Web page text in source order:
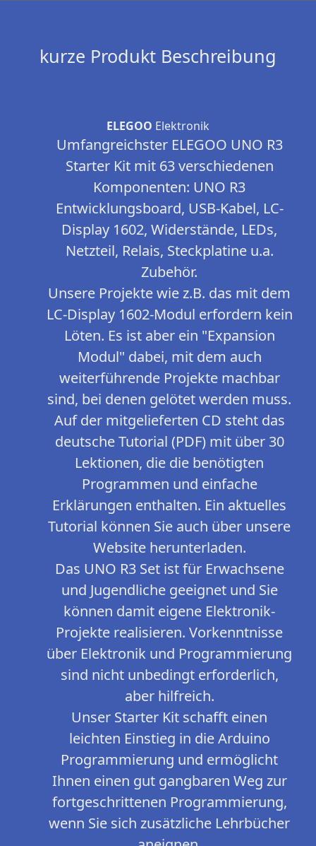
kurze Produkt Beschreibung
ELEGOO Elektronik
Umfangreichster ELEGOO UNO R3
Starter Kit mit 63 verschiedenen
Komponenten: UNO R3
Entwicklungsboard, USB-Kabel, LC-
Display 1602, Widerstände, LEDs,
Netzteil, Relais, Steckplatine u.a.
Zubehör.
Unsere Projekte wie z.B. das mit dem
LC-Display 1602-Modul erfordern kein
Löten. Es ist aber ein "Expansion
Modul" dabei, mit dem auch
weiterführende Projekte machbar
sind, bei denen gelötet werden muss.
Auf der mitgelieferten CD steht das
deutsche Tutorial (PDF) mit über 30
Lektionen, die die benötigten
Programmen und einfache
Erklärungen enthalten. Ein aktuelles
Tutorial können Sie auch über unsere
Website herunterladen.
Das UNO R3 Set ist für Erwachsene
und Jugendliche geeignet und Sie
können damit eigene Elektronik-
Projekte realisieren. Vorkenntnisse
über Elektronik und Programmierung
sind nicht unbedingt erforderlich,
aber hilfreich.
Unser Starter Kit schafft einen
leichten Einstieg in die Arduino
Programmierung und ermöglicht
Ihnen einen gut gangbaren Weg zur
fortgeschrittenen Programmierung,
wenn Sie sich zusätzliche Lehrbücher